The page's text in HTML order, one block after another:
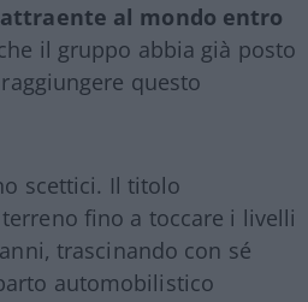
al mondo entro
il gruppo abbia già posto
questo
scettici. Il titolo
fino a toccare i livelli
trascinando con sé
automobilistico